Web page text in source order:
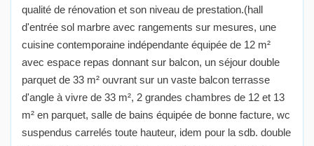
qualité de rénovation et son niveau de prestation.(hall
d'entrée sol marbre avec rangements sur mesures, une
cuisine contemporaine indépendante équipée de 12 m²
avec espace repas donnant sur balcon, un séjour double
parquet de 33 m² ouvrant sur un vaste balcon terrasse
d'angle à vivre de 33 m², 2 grandes chambres de 12 et 13
m² en parquet, salle de bains équipée de bonne facture, wc
suspendus carrelés toute hauteur, idem pour la sdb. double